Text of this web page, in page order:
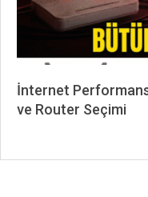
İnternet
ve Router Seçimi